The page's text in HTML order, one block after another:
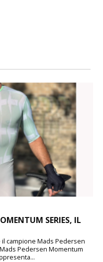
SERIES, IL
campione Mads Pedersen
Pedersen Momentum